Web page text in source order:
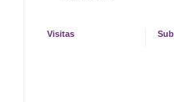
Visitas